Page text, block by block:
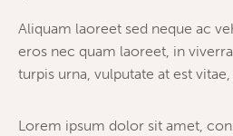
Aliquam laoreet sed neque ac
eros nec quam laoreet, in
turpis urna, vulputate at est
Lorem ipsum dolor sit amet,